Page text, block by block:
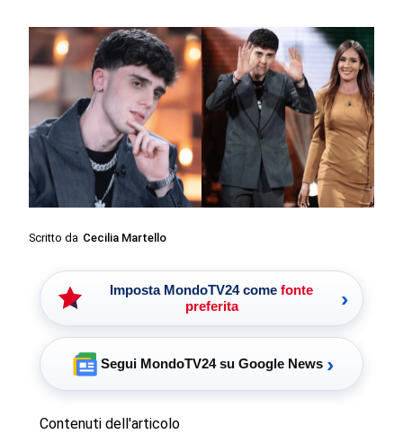
Scritto da Cecilia Martello
Imposta MondoTV24 come fonte
preferita
›
Segui MondoTV24 su Google News ›
Contenuti dell'articolo